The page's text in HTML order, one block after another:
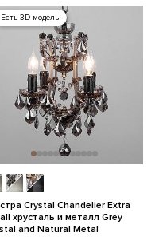
Есть 3D-модель
Crystal Chandelier Extra
хрусталь и металл Grey
and Natural Metal